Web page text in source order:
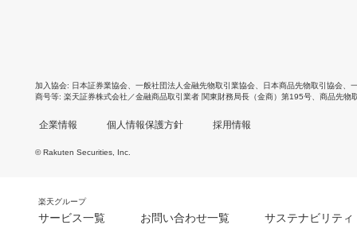
加入協会 日本証券業協会 一般社団法人金融先物取引業協会 日本商品先物取引協会
商号等 楽天証券株式会社／金融商品取引業者 関東財務局長（金商）第195号、商品先物
企業情報 個人情報保護方針 採用情報
© Rakuten Securities, Inc.
楽天グループ
サービス一覧 お問い合わせ一覧 サステナビリティ